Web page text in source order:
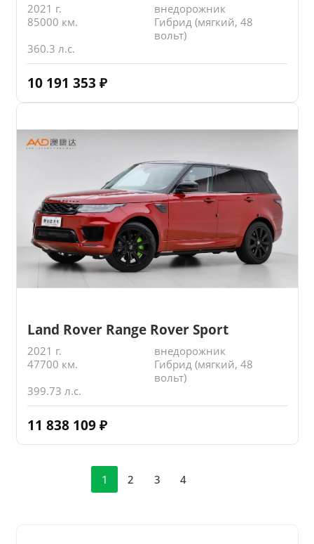
2021 г.
внедорожник
85000 км.
Гибрид (мягкий, 48
вольт)
360.3 л.с.
10 191 353 ₽
Land Rover Range Rover Sport
2021 г.
внедорожник
47700 км.
Гибрид (мягкий, 48
вольт)
399.73 л.с.
11 838 109 ₽
1 2 3 4